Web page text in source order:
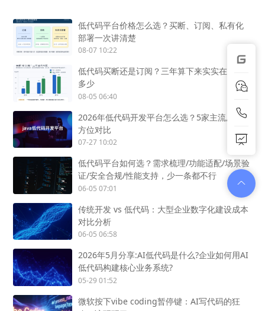
低代码平台价格怎么选？买断、订阅、私有化
部署一次讲清楚
08-07 10:22
低代码买断还是订阅？三年算下来实实在在差
多少
08-05 06:40
2026年低代码开发平台怎么选？5家主流厂商全
方位对比
07-27 10:02
低代码平台如何选？需求梳理/功能适配/场景验
证/安全合规/性能支持，少一条都不行
06-05 07:01
传统开发 vs 低代码：大型企业数字化建设成本
对比分析
06-05 06:58
2026年5月分享:AI低代码是什么?企业如何用AI
低代码构建核心业务系统?
05-29 01:52
微软按下vibe coding暂停键：AI写代码的狂